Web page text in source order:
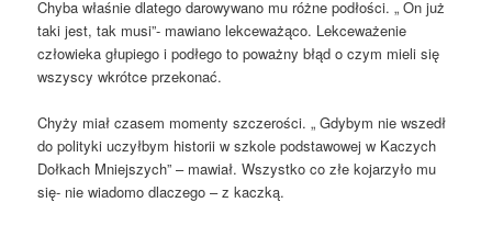
Chyba właśnie dlatego darowywano mu różne podłości. „ On już
taki jest, tak musi”- mawiano lekceważąco. Lekceważenie
człowieka głupiego i podłego to poważny błąd o czym mieli się
wszyscy wkrótce przekonać.
Chyży miał czasem momenty szczerości. „ Gdybym nie wszedł
do polityki uczyłbym historii w szkole podstawowej w Kaczych
Dołkach Mniejszych” – mawiał. Wszystko co złe kojarzyło mu
się- nie wiadomo dlaczego – z kaczką.